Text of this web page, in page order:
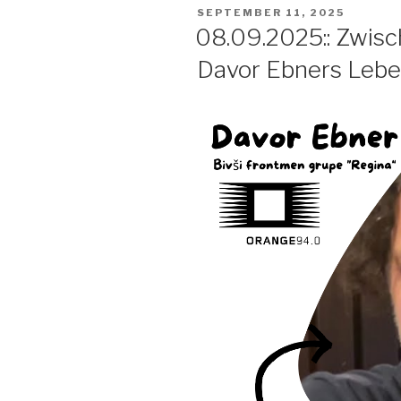
POSTED
ON
SEPTEMBER 11, 2025
08.09.2025::
Davor Ebners